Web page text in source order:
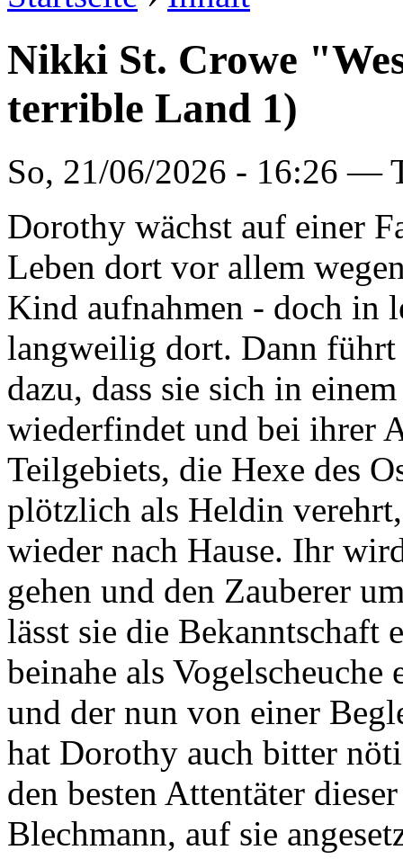
Nikki St. Crowe
terrible Land 1)
So, 21/06/2026 - 16:26 —
Dorothy wächst auf einer
Leben dort vor allem
Kind aufnahmen - doch in
langweilig dort. Dann führt
dazu, dass sie sich in
wiederfindet und bei ihrer
Teilgebiets, die Hexe des
plötzlich als Heldin
wieder nach Hause. Ihr
gehen und den Zauberer
lässt sie die Bekanntschaft
beinahe als
und der nun von einer
hat Dorothy auch bitter
den besten Attentäter
Blechmann, auf sie